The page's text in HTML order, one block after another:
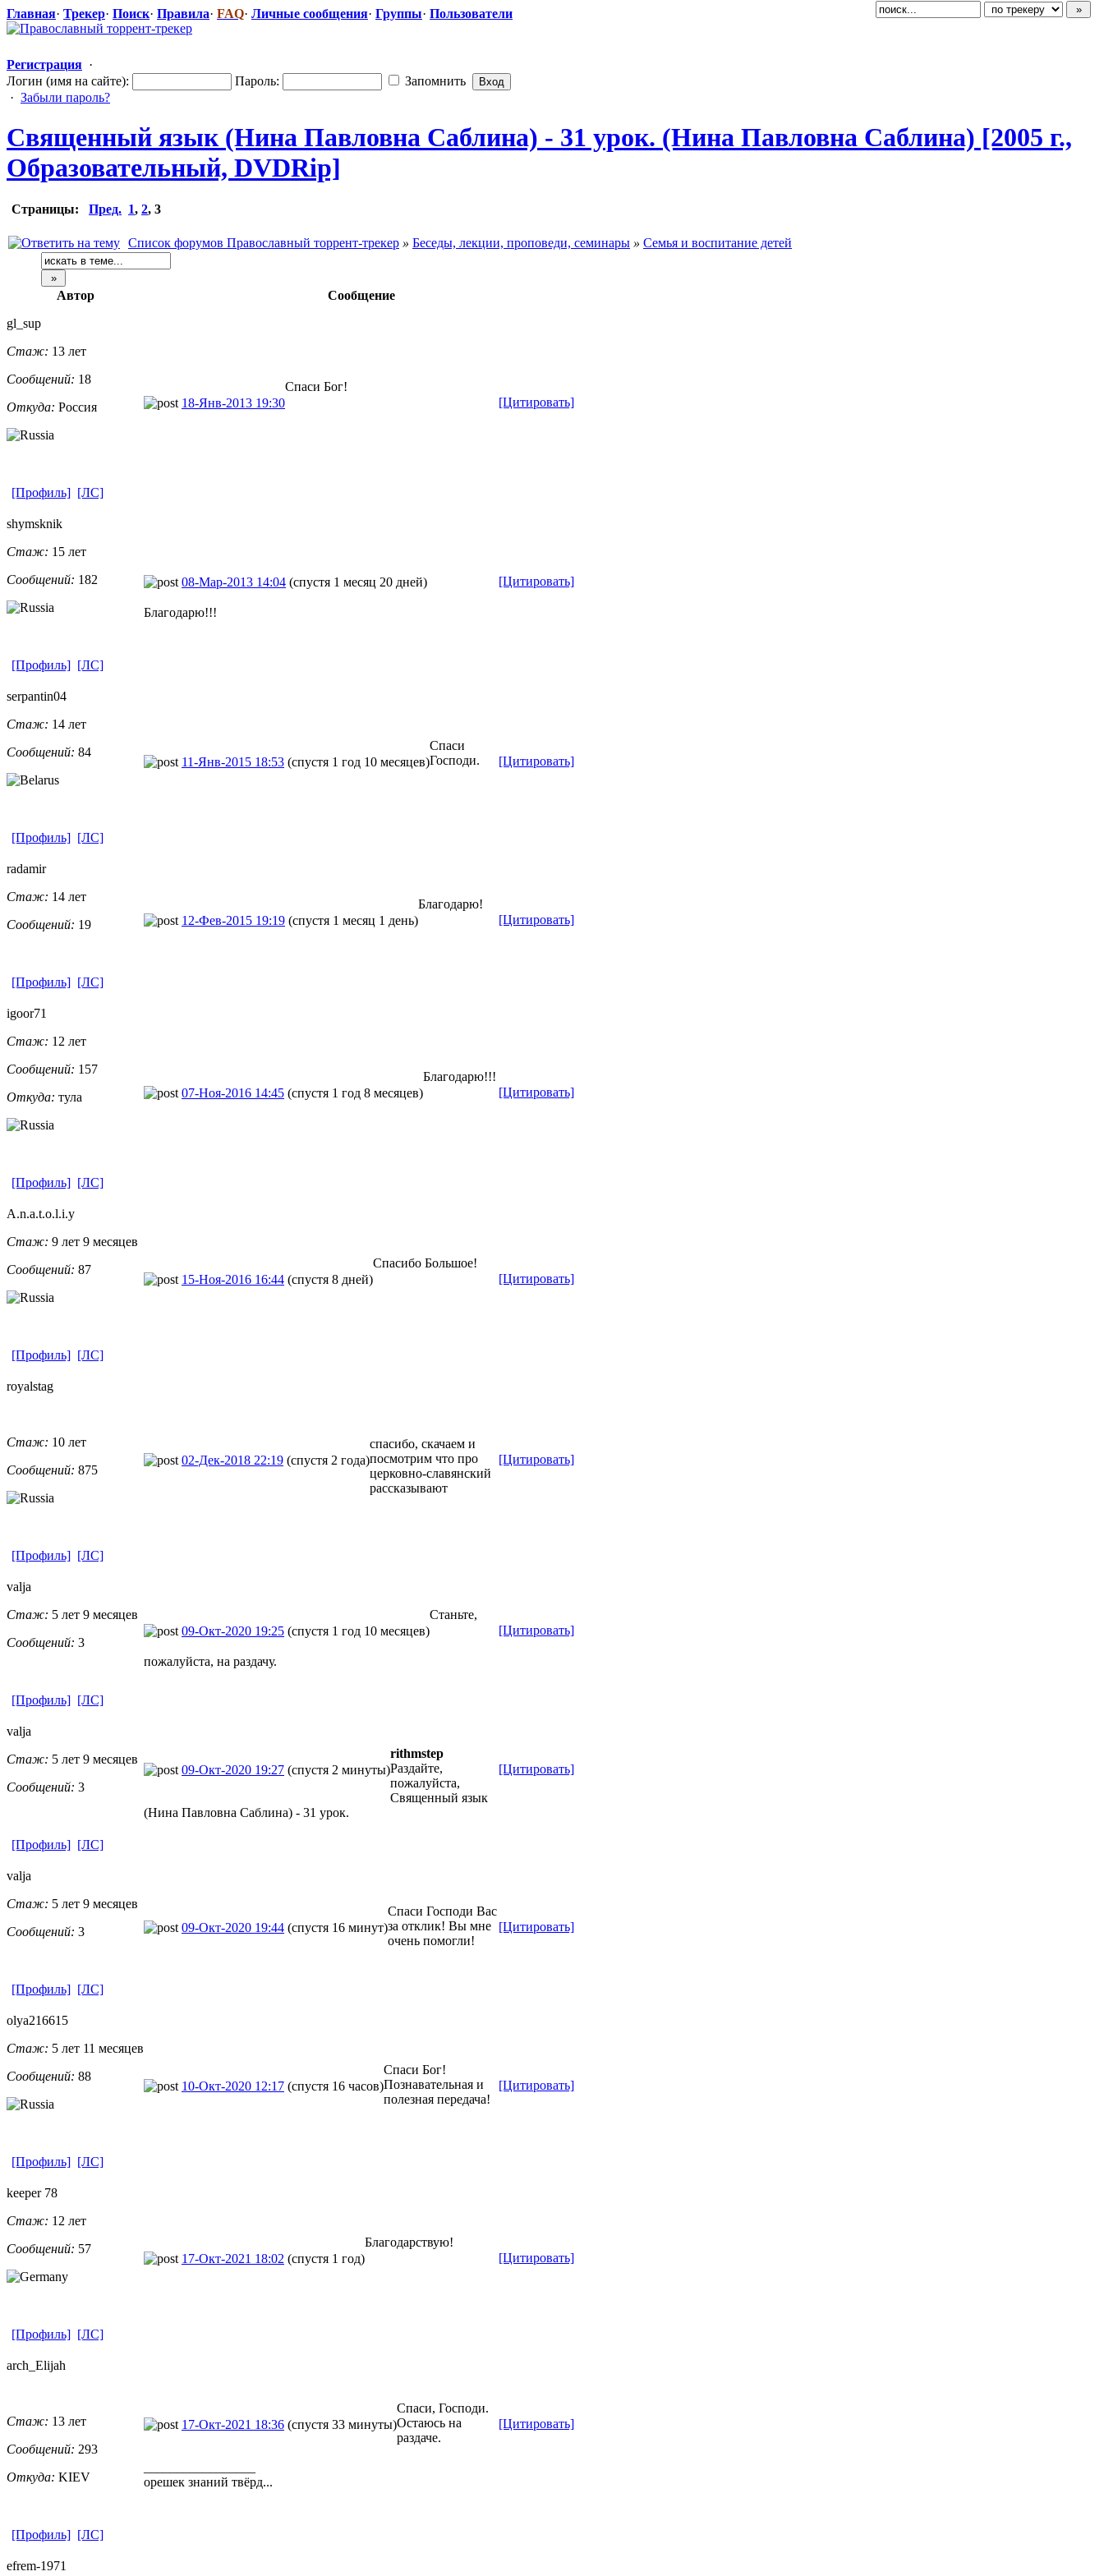
Главная· Трекер· Поиск· Правила· FAQ· Личные сообщения· Группы· Пользователи
Регистрация ·
Логин (имя на сайте):
Пароль:
Запомнить
· Забыли пароль?
Священный язык (Нина Павловна Саблина) - 31 урок. (Нина Павловна Саблина) [2005 г.,
Образователь​ный, DVDRip]
Страницы: Пред. 1, 2, 3
Список форумов Православный торрент-трекер » Беседы, лекции, проповеди, семинары » Семья и воспитание детей
Автор
Сообщение
gl_sup
Стаж: 13 лет
Сообщений: 18
Откуда: Россия 18-Янв-2013 19:30 [Цитировать]
Спаси Бог!
[Профиль] [ЛС]
shymsknik
Стаж: 15 лет
Сообщений: 182 08-Мар-2013 14:04 (спустя 1 месяц 20 дней) [Цитировать]
Благодарю!!!
[Профиль] [ЛС]
serpantin04
Стаж: 14 лет
Сообщений: 84
11-Янв-2015 18:53 (спустя 1 год 10 месяцев) [Цитировать]
Спаси
Господи.
[Профиль] [ЛС]
radamir
Стаж: 14 лет
Сообщений: 19 12-Фев-2015 19:19 (спустя 1 месяц 1 день) [Цитировать]
Благодарю!
[Профиль] [ЛС]
igoor71
Стаж: 12 лет
Сообщений: 157
Откуда: тула 07-Ноя-2016 14:45 (спустя 1 год 8 месяцев) [Цитировать]
Благодарю!!!
[Профиль] [ЛС]
A.n.a.t.o.l.​i.y
Стаж: 9 лет 9 месяцев
Сообщений: 87
15-Ноя-2016 16:44 (спустя 8 дней) [Цитировать]
Спасибо Большое!
[Профиль] [ЛС]
royalstag
Стаж: 10 лет
Сообщений: 875
02-Дек-2018 22:19 (спустя 2 года) [Цитировать]
спасибо, скачаем и
посмотрим что про
церковно-славянский
рассказывают
[Профиль] [ЛС]
valja
Стаж: 5 лет 9 месяцев
Сообщений: 3
09-Окт-2020 19:25 (спустя 1 год 10 месяцев) [Цитировать]
Станьте,
пожалуйста, на раздачу.
[Профиль] [ЛС]
valja
Стаж: 5 лет 9 месяцев
Сообщений: 3
09-Окт-2020 19:27 (спустя 2 минуты) [Цитировать]
rithmstep
Раздайте,
пожалуйста,
Священный язык
(Нина Павловна Саблина) - 31 урок.
[Профиль] [ЛС]
valja
Стаж: 5 лет 9 месяцев
Сообщений: 3 09-Окт-2020 19:44 (спустя 16 минут) [Цитировать]
Спаси Господи Вас
за отклик! Вы мне
очень помогли!
[Профиль] [ЛС]
olya216615
Стаж: 5 лет 11 месяцев
Сообщений: 88
10-Окт-2020 12:17 (спустя 16 часов) [Цитировать]
Спаси Бог!
Познавательная и
полезная передача!
[Профиль] [ЛС]
keeper 78
Стаж: 12 лет
Сообщений: 57
17-Окт-2021 18:02 (спустя 1 год) [Цитировать]
Благодарствую!
[Профиль] [ЛС]
arch_Elijah
Стаж: 13 лет
Сообщений: 293
Откуда: KIEV
17-Окт-2021 18:36 (спустя 33 минуты) [Цитировать]
Спаси, Господи.
Остаюсь на
раздаче.
орешек знаний твёрд...
[Профиль] [ЛС]
efrem-1971